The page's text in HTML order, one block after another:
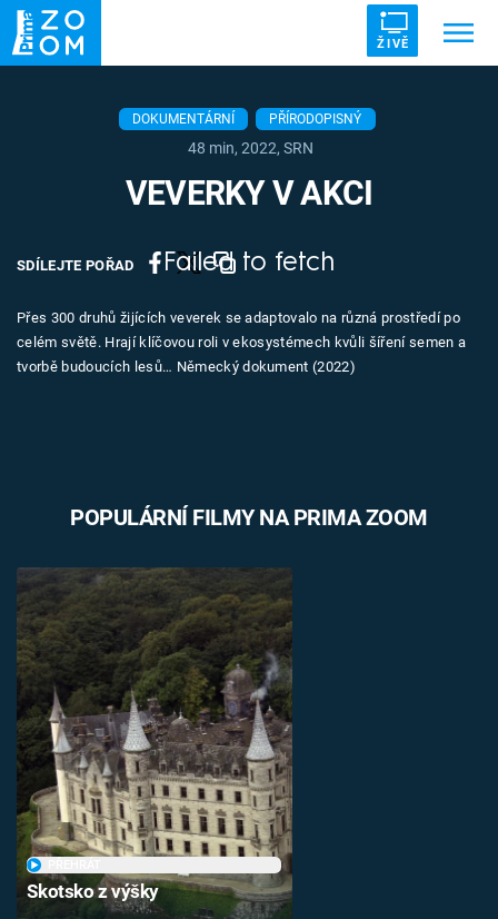
ŽIVĚ
ZRÁDCI UFO DRUHÁ SVĚTOVÁ VÁLKA
VETŘELCI DÁVNOVĚKU
Témata
Časopis
Sledujte prima+
Přihlášení
Sledujte nás
DOKUMENTÁRNÍ PŘÍRODOPISNÝ
48 min, 2022, SRN
VEVERKY V AKCI
Failed to fetch
SDÍLEJTE POŘAD
Přes 300 druhů žijících veverek se adaptovalo na různá prostředí po
celém světě. Hrají klíčovou roli v ekosystémech kvůli šíření semen a
tvorbě budoucích lesů… Německý dokument (2022)
POPULÁRNÍ FILMY NA PRIMA ZOOM
Skotsko z výšky